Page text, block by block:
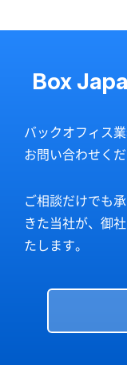
Box
バックオフィス
お問い合わせくだ
ご相談だけでも
きた当社が、御
たします。